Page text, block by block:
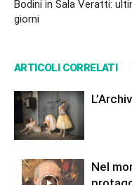
Bodini in Sala Veratti:
giorni
ARTICOLI CORRELATI
Nel